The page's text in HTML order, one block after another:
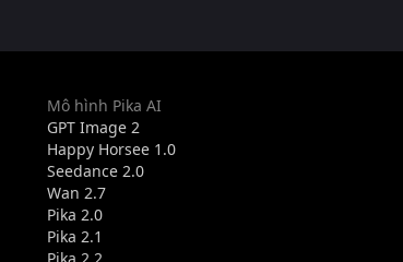
Mô hình Pika AI
GPT Image 2
Happy Horsee 1.0
Seedance 2.0
Wan 2.7
Pika 2.0
Pika 2.1